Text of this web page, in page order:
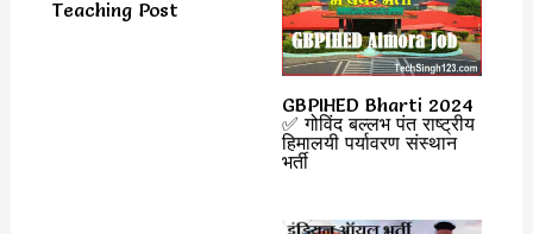
Teaching Post
GBPIHED Bharti 2024
✅ गोविंद बल्लभ पंत राष्ट्रीय
हिमालयी पर्यावरण संस्थान
भर्ती